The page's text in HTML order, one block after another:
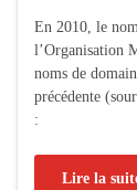
En 2010, le
l’Organisation
noms de
précédente
:
Lire la